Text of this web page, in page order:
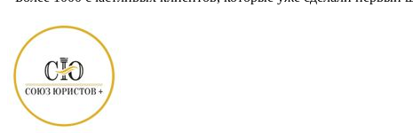
Не упустите шанс избавиться от долгов выгодно! Действуйте
жизнь!
Позвольте себе быть свободными — ведь вы это заслужили!
Забронировать скидку -